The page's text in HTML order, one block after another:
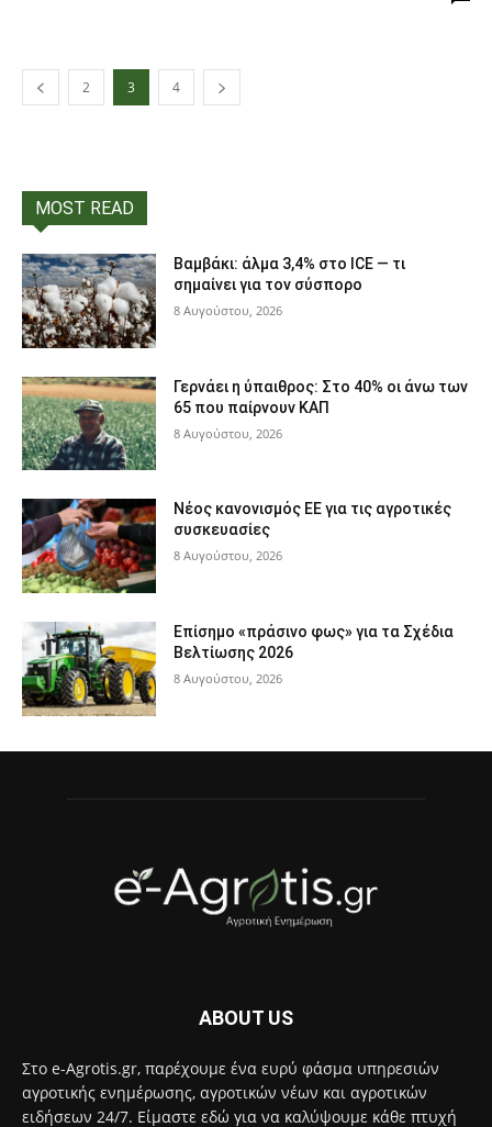
2 3 4
MOST READ
Βαμβάκι: άλμα 3,4% στο ICE — τι
σημαίνει για τον σύσπορο
8 Αυγούστου, 2026
Γερνάει η ύπαιθρος: Στο 40% οι άνω των
65 που παίρνουν ΚΑΠ
8 Αυγούστου, 2026
Νέος κανονισμός ΕΕ για τις αγροτικές
συσκευασίες
8 Αυγούστου, 2026
Επίσημο «πράσινο φως» για τα Σχέδια
Βελτίωσης 2026
8 Αυγούστου, 2026
ABOUT US
Στο e-Agrotis.gr, παρέχουμε ένα ευρύ φάσμα υπηρεσιών
αγροτικής ενημέρωσης, αγροτικών νέων και αγροτικών
ειδήσεων 24/7. Είμαστε εδώ για να καλύψουμε κάθε πτυχή